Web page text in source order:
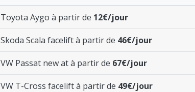
Toyota Aygo à partir de 12€/jour
Skoda Scala facelift à partir de 46€/jour
VW Passat new at à partir de 67€/jour
VW T-Cross facelift à partir de 49€/jour